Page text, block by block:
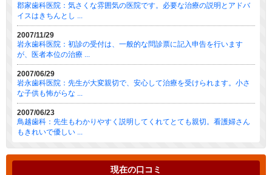
郡家歯科医院：気さくな雰囲気の医院です。必要な治療の説明とアドバ
イスはきちんとし ...
2007/11/29
岩永歯科医院：初診の受付は、一般的な問診票に記入申告を行います
が、医者本位の治療 ...
2007/06/29
岩永歯科医院：先生が大変親切で、安心して治療を受けられます。小さ
な子供も怖がらな ...
2007/06/23
鳥越歯科：先生もわかりやすく説明してくれてとても親切。看護婦さん
もきれいで優しい ...
現在の口コミ